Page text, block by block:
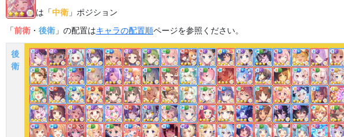
は「 中衛」ポジション
「 前衛・ 後衛」の配置はキャラの配置順ページを参照ください。
後
衛